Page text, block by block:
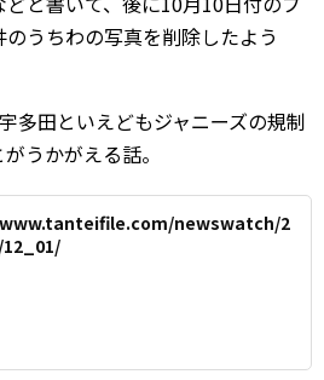
うちわの写真を削除したよう
多田といえどもジャニーズの規制
うかがえる話。
newswatch/2